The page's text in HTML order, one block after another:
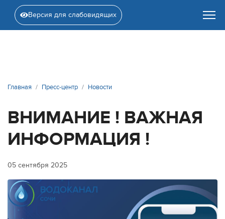
Версия для слабовидящих
Главная Пресс-центр Новости
ВНИМАНИЕ ! ВАЖНАЯ
ИНФОРМАЦИЯ !
05 сентября 2025